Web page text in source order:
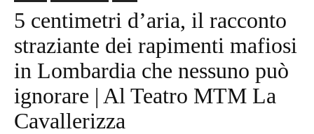
5 centimetri d’aria, il racconto
straziante dei rapimenti mafiosi
in Lombardia che nessuno può
ignorare | Al Teatro MTM La
Cavallerizza